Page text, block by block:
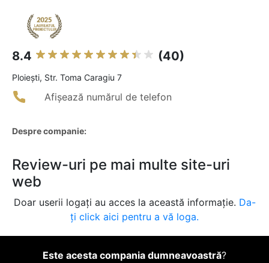
8.4 (40)
Ploieşti, Str. Toma Caragiu 7
Afișează numărul de telefon
Despre companie:
Review-uri pe mai multe site-uri
web
Doar userii logați au acces la această informație. Da-
ți click aici pentru a vă loga.
Este acesta compania dumneavoastră?